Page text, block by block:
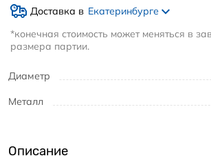
Диаметр
Металл
Доставка в Екатеринбурге
*конечная стоимость может меняться в
размера партии.
Описание